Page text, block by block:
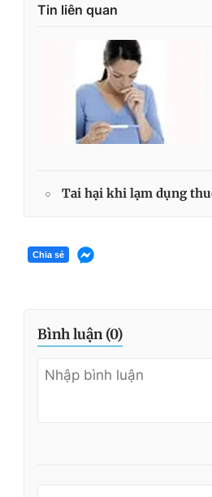
Tin liên quan
Tai hại khi lạm dụng
Chia sẻ
Bình luận (0)